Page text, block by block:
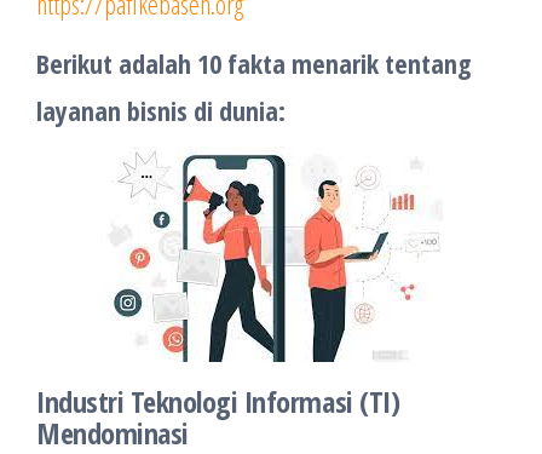
Berikut adalah 10 fakta menarik tentang
layanan bisnis di dunia:
Industri Teknologi Informasi (TI)
Mendominasi